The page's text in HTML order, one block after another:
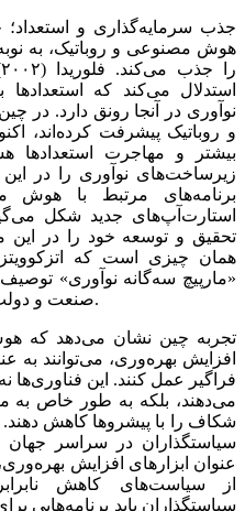
جذب سرمایه‌گذاری و
هوش مصنوعی و روباتیک، به
استدلال می‌کند که
نوآوری در آنجا رونق دارد.
و روباتیک پیشرفت کرده‌‌‌اند،
بیشتر و مهاجرت استعدادها
زیرساخت‌‌‌های نوآوری را در
برنامه‌‌‌های مرتبط با
استارت‌آپ‌‌‌های جدید شکل
تحقیق و توسعه خود را در این
«مارپیچ سه‌‌‌گانه نوآوری» توصیف
صنعت و دولت که موجب نوآوری پایدار می‌شود.
تجربه چین نشان می‌دهد که
افزایش بهره‌‌‌وری، می‌‌‌توانند به
فراگیر عمل کنند. این فناوری‌‌‌ها
می‌دهند، بلکه به طور خاص به
شکاف را با پیشروها کاهش
سیاستگذاران در سراسر جهان
عنوان ابزارهای افزایش
از سیاست‌‌‌های کاهش
سیاستگذاران باید برنامه‌‌‌هایی